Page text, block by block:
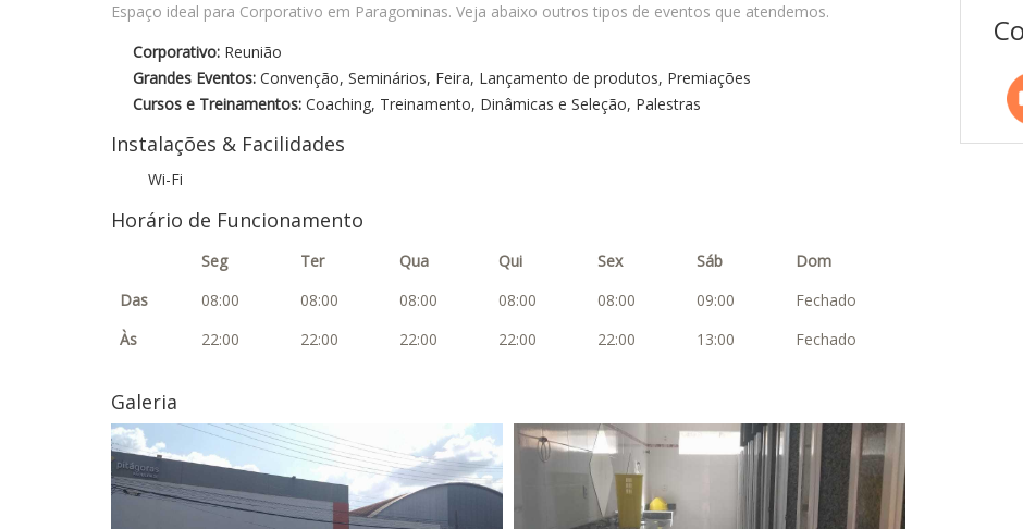
Espaço ideal para Corporativo em Paragominas. Veja abaixo outros tipos de eventos que atendemos.
Corporativo: Reunião
Grandes Eventos: Convenção, Seminários, Feira, Lançamento de produtos, Premiações
Cursos e Treinamentos: Coaching, Treinamento, Dinâmicas e Seleção, Palestras
Instalações & Facilidades
Wi-Fi
Horário de Funcionamento
Seg Ter Qua Qui Sex Sáb
Dom
Das
08:00 08:00 08:00 08:00 08:00 09:00
Fechado
Às
22:00 22:00 22:00 22:00 22:00 13:00 Fechado
Galeria